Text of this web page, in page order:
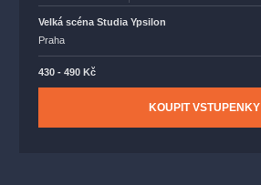
Velká scéna Studia Ypsilon
Praha
430 - 490 Kč
KOUPIT VSTUPENKY